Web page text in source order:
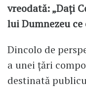
vreodată: „Daţi
lui Dumnezeu ce
Dincolo de
a unei ţări
destinată